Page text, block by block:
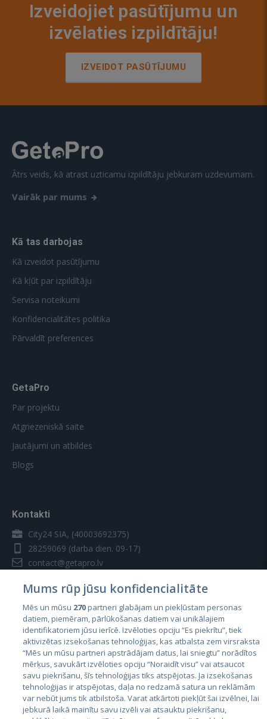
Izveidojiet pasūtījumu un
izvēlaties izpildītāju!
IZVEIDOT PASŪTĪJUMU
Ātrs veids, kā atrast uzticamu izpildītāju jebkuram uzdevumam.
Vairāk par mums
Kā tas darbojas
Kā izveidot pasūtījumu
Kā kļūt par izpildītāju
Servisa noteikumi
Konfidencialitātes politika
Pārvaldīt preferences
GetaPro
Par projektu
Atgriezeniskā saite
Jautājumi un atbildes
Blogs
Kontakti
City24 SIA, (40003692375)
28259069 (darba dien. 09-17)
contact@getapro.lv
Valstis
Igaunija
Latvija
Lietuva
Mums rūp jūsu konfidencialitāte
Mēs un mūsu 270partneri glabājam un piekļūstam personas
datiem, piemēram, pārlūkošanas datiem vai unikālajiem
identifikatoriem jūsu ierīcē. Izvēloties opciju “Es piekrītu”, tiek
aktivizētas izsekošanas tehnoloģijas, kas atbalsta zem virsraksta
“Mēs un mūsu partneri apstrādājam datus, lai sniegtu” norādītos
mērķus, savukārt izvēloties opciju “Noraidīt visu” vai atsaucot
savu piekrišanu, šīs tehnoloģijas tiks atspējotas. Ja izsekošanas
tehnoloģijas ir atspējotas, daļa no redzamā satura un reklāmām
var nebūt jums tik atbilstoša. Varat atkārtoti piekļūt šai izvēlnei, lai
jebkurā laikā mainītu savu izvēli vai atsauktu piekrišanu,